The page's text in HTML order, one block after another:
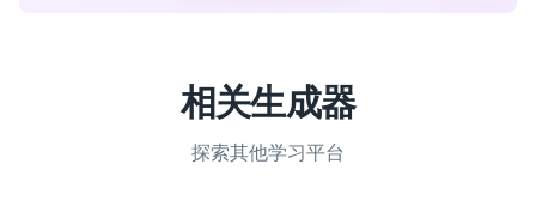
相关生成器
探索其他学习平台